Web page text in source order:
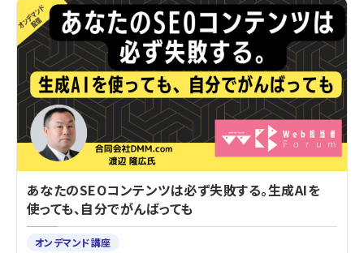
あなたのSEOコンテンツは必ず失敗する。生成AIを
使っても、自分でがんばっても
オンデマンド講座